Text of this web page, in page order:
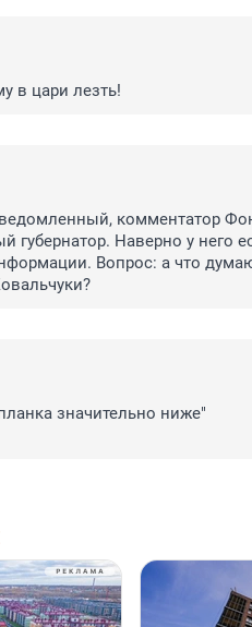
в цари лезть!
комментатор
губернатор. Наверно у него
Вопрос: а что
значительно ниже"